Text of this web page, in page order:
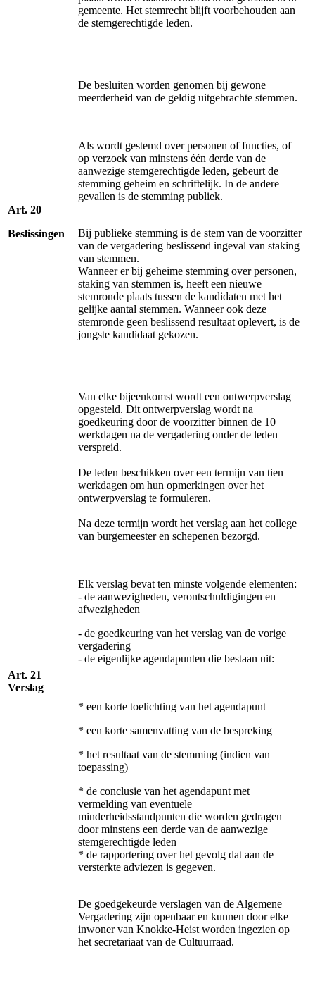
gemeente. Het stemrecht blijft voorbehouden aan
de stemgerechtigde leden.
Art. 20
Beslissingen
De besluiten worden genomen bij gewone
meerderheid van de geldig uitgebrachte stemmen.
Als wordt gestemd over personen of functies, of
op verzoek van minstens één derde van de
aanwezige stemgerechtigde leden, gebeurt de
stemming geheim en schriftelijk. In de andere
gevallen is de stemming publiek.
Bij publieke stemming is de stem van de voorzitter
van de vergadering beslissend ingeval van staking
van stemmen.
Wanneer er bij geheime stemming over personen,
staking van stemmen is, heeft een nieuwe
stemronde plaats tussen de kandidaten met het
gelijke aantal stemmen. Wanneer ook deze
stemronde geen beslissend resultaat oplevert, is de
jongste kandidaat gekozen.
Art. 21
Verslag
Van elke bijeenkomst wordt een ontwerpverslag
opgesteld. Dit ontwerpverslag wordt na
goedkeuring door de voorzitter binnen de 10
werkdagen na de vergadering onder de leden
verspreid.
De leden beschikken over een termijn van tien
werkdagen om hun opmerkingen over het
ontwerpverslag te formuleren.
Na deze termijn wordt het verslag aan het college
van burgemeester en schepenen bezorgd.
Elk verslag bevat ten minste volgende elementen:
- de aanwezigheden, verontschuldigingen en
afwezigheden
- de goedkeuring van het verslag van de vorige
vergadering
- de eigenlijke agendapunten die bestaan uit:
* een korte toelichting van het agendapunt
* een korte samenvatting van de bespreking
* het resultaat van de stemming (indien van
toepassing)
* de conclusie van het agendapunt met
vermelding van eventuele
minderheidsstandpunten die worden gedragen
door minstens een derde van de aanwezige
stemgerechtigde leden
* de rapportering over het gevolg dat aan de
versterkte adviezen is gegeven.
De goedgekeurde verslagen van de Algemene
Vergadering zijn openbaar en kunnen door elke
inwoner van Knokke-Heist worden ingezien op
het secretariaat van de Cultuurraad.